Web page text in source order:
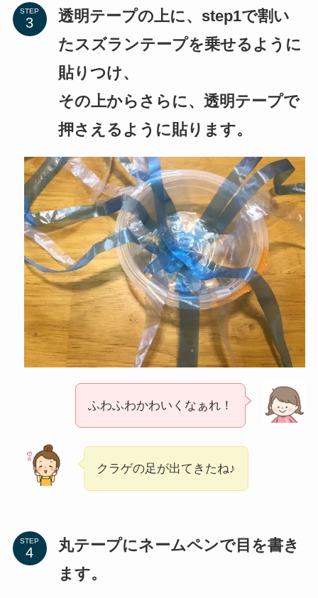
STEP
透明テープの上に、step1で割い
たスズランテープを乗せるように
貼りつけ、
その上からさらに、透明テープで
押さえるように貼ります。
ふわふわかわいくなぁれ！
クラゲの足が出てきたね♪
STEP
丸テープにネームペンで目を書き
ます。